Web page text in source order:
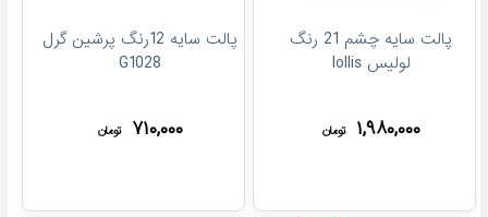
پالت سایه چشم 21 رنگ
لولیس lollis
۱,۹۸۰,۰۰۰ تومان
پالت سایه 12رنگ پرشین گرل
G1028
۷۱۰,۰۰۰ تومان